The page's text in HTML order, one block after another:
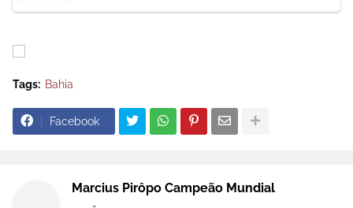
Tags: Bahia
Facebook
Marcius Pirôpo Campeão Mundial